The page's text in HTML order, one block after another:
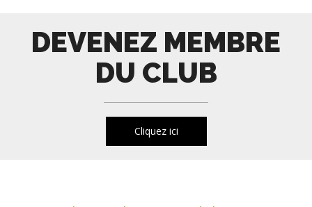
DEVENEZ MEMBRE
DU CLUB
Cliquez ici